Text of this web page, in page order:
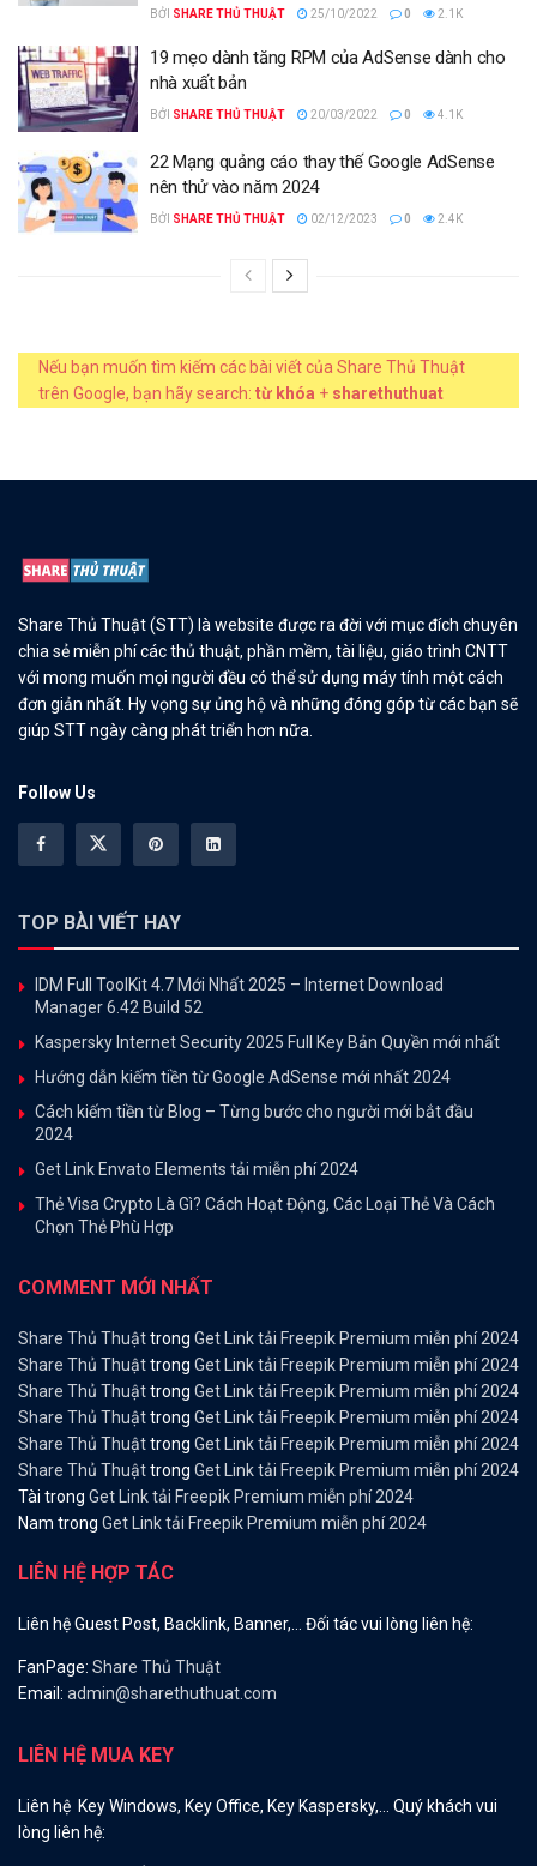
BỞI SHARE THỦ THUẬT 25/10/2022 0 2.1K
19 mẹo dành tăng RPM của AdSense dành cho
nhà xuất bản
BỞI SHARE THỦ THUẬT 20/03/2022 0 4.1K
22 Mạng quảng cáo thay thế Google AdSense
nên thử vào năm 2024
BỞI SHARE THỦ THUẬT 02/12/2023 0 2.4K
Nếu bạn muốn tìm kiếm các bài viết của Share Thủ Thuật
trên Google, bạn hãy search: từ khóa + sharethuthuat
Share Thủ Thuật (STT) là website được ra đời với mục đích chuyên
chia sẻ miễn phí các thủ thuật, phần mềm, tài liệu, giáo trình CNTT
với mong muốn mọi người đều có thể sử dụng máy tính một cách
đơn giản nhất. Hy vọng sự ủng hộ và những đóng góp từ các bạn sẽ
giúp STT ngày càng phát triển hơn nữa.
Follow Us
TOP BÀI VIẾT HAY
IDM Full ToolKit 4.7 Mới Nhất 2025 – Internet Download
Manager 6.42 Build 52
Kaspersky Internet Security 2025 Full Key Bản Quyền mới nhất
Hướng dẫn kiếm tiền từ Google AdSense mới nhất 2024
Cách kiếm tiền từ Blog – Từng bước cho người mới bắt đầu
2024
Get Link Envato Elements tải miễn phí 2024
Thẻ Visa Crypto Là Gì? Cách Hoạt Động, Các Loại Thẻ Và Cách
Chọn Thẻ Phù Hợp
COMMENT MỚI NHẤT
Share Thủ Thuậttrong Get Link tải Freepik Premium miễn phí 2024
Share Thủ Thuậttrong Get Link tải Freepik Premium miễn phí 2024
Share Thủ Thuậttrong Get Link tải Freepik Premium miễn phí 2024
Share Thủ Thuậttrong Get Link tải Freepik Premium miễn phí 2024
Share Thủ Thuậttrong Get Link tải Freepik Premium miễn phí 2024
Share Thủ Thuậttrong Get Link tải Freepik Premium miễn phí 2024
Tài trong Get Link tải Freepik Premium miễn phí 2024
Nam trong Get Link tải Freepik Premium miễn phí 2024
LIÊN HỆ HỢP TÁC
Liên hệ Guest Post, Backlink, Banner,… Đối tác vui lòng liên hệ:
FanPage: Share Thủ Thuật
Email: admin@sharethuthuat.com
LIÊN HỆ MUA KEY
Liên hệ Key Windows, Key Office, Key Kaspersky,… Quý khách vui
lòng liên hệ: